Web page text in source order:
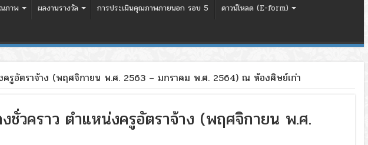
ภาพ ผลงานรางวัล การประเมินคุณภาพภายนอก รอบ 5 ดาวน์โหลด (E-form)
ครูอัตราจ้าง (พฤศจิกายน พ.ศ. 2563 – มกราคม พ.ศ. 2564) ณ ห้องศิษย์เก่า
ชั่วคราว ตำแหน่งครูอัตราจ้าง (พฤศจิกายน พ.ศ.